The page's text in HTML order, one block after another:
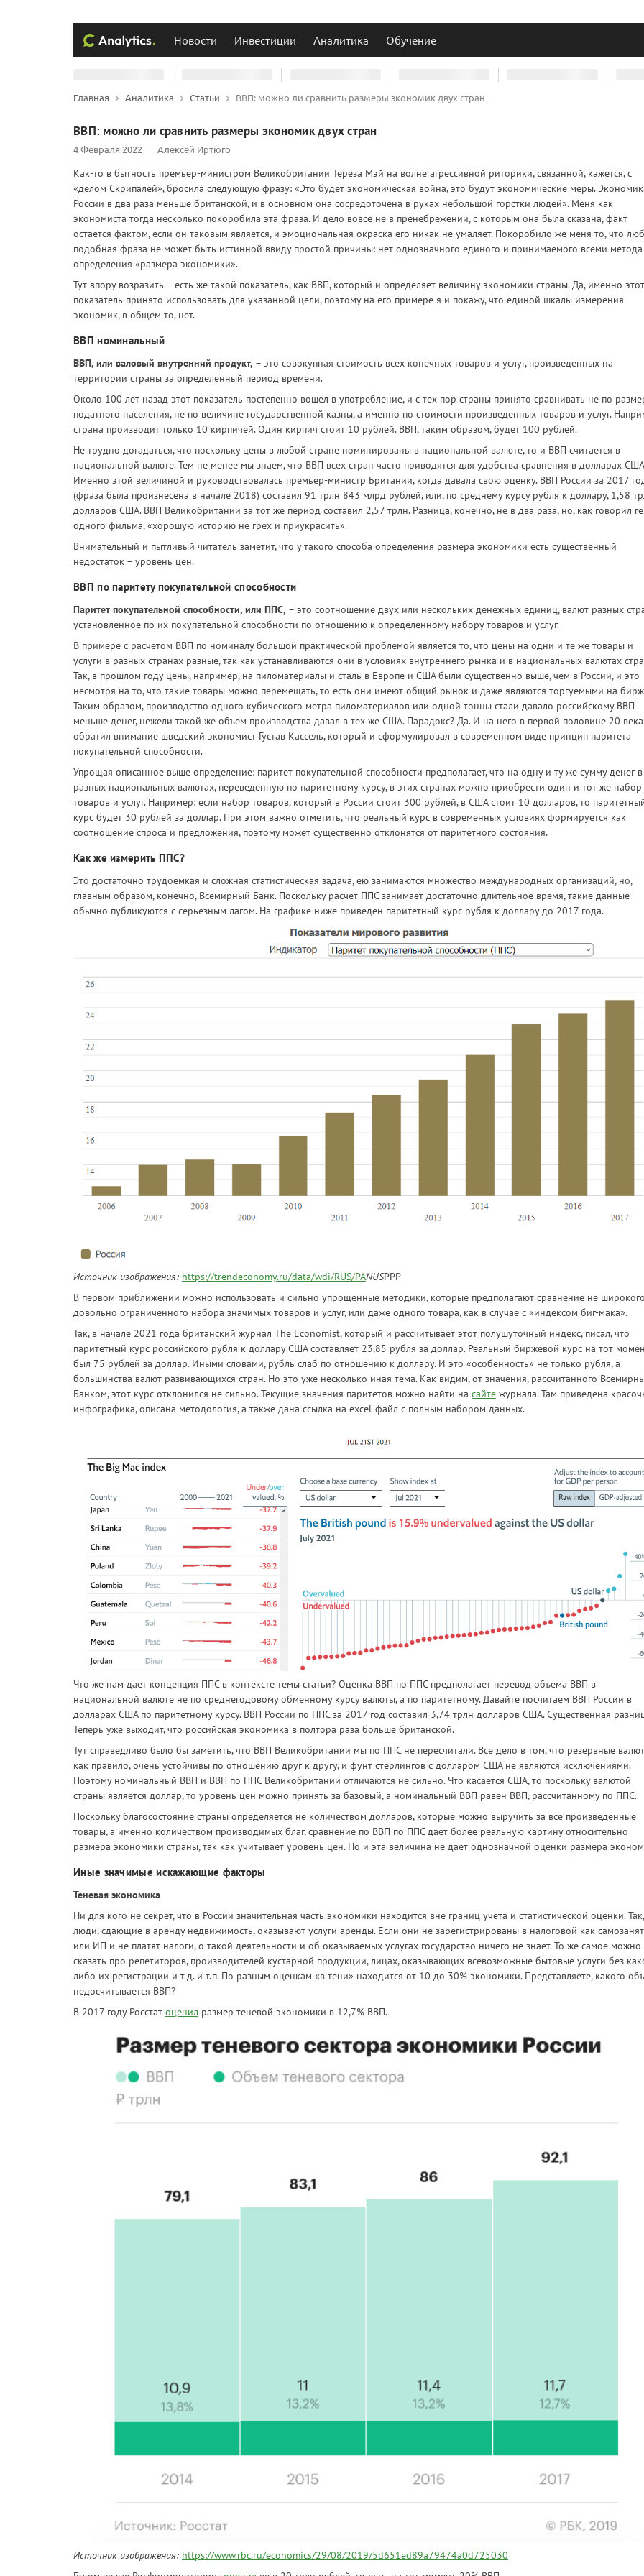
Новости Инвестиции Аналитика Обучение
Главная Аналитика Статьи ВВП: можно ли сравнить размеры экономик двух стран
ВВП: можно ли сравнить размеры экономик двух стран
4 Февраля 2022 Алексей Иртюго
Как-то в бытность премьер-министром Великобритании Тереза Мэй на волне агрессивной риторики, связанной, кажется, с
«делом Скрипалей», бросила следующую фразу: «Это будет экономическая война, это будут экономические меры.
России в два раза меньше британской, и в основном она сосредоточена в руках небольшой горстки людей». Меня как
экономиста тогда несколько покоробила эта фраза. И дело вовсе не в пренебрежении, с которым она была сказана, факт
остается фактом, если он таковым является, и эмоциональная окраска его никак не умаляет. Покоробило же меня то, что
подобная фраза не может быть истинной ввиду простой причины: нет однозначного единого и принимаемого всеми метода
определения «размера экономики».
Тут впору возразить – есть же такой показатель, как ВВП, который и определяет величину экономики страны. Да, именно этот
показатель принято использовать для указанной цели, поэтому на его примере я и покажу, что единой шкалы измерения
экономик, в общем то, нет.
ВВП номинальный
ВВП, или валовый внутренний продукт, – это совокупная стоимость всех конечных товаров и услуг, произведенных на
территории страны за определенный период времени.
Около 100 лет назад этот показатель постепенно вошел в употребление, и с тех пор страны принято сравнивать не по
податного населения, не по величине государственной казны, а именно по стоимости произведенных товаров и услуг.
страна производит только 10 кирпичей. Один кирпич стоит 10 рублей. ВВП, таким образом, будет 100 рублей.
Не трудно догадаться, что поскольку цены в любой стране номинированы в национальной валюте, то и ВВП считается в
национальной валюте. Тем не менее мы знаем, что ВВП всех стран часто приводятся для удобства сравнения в долларах
Именно этой величиной и руководствовалась премьер-министр Британии, когда давала свою оценку. ВВП России за 2017
(фраза была произнесена в начале 2018) составил 91 трлн 843 млрд рублей, или, по среднему курсу рубля к доллару, 1,58
долларов США. ВВП Великобритании за тот же период составил 2,57 трлн. Разница, конечно, не в два раза, но, как говорил
одного фильма, «хорошую историю не грех и приукрасить».
Внимательный и пытливый читатель заметит, что у такого способа определения размера экономики есть существенный
недостаток – уровень цен.
ВВП по паритету покупательной способности
Паритет покупательной способности, или ППС, – это соотношение двух или нескольких денежных единиц, валют разных
установленное по их покупательной способности по отношению к определенному набору товаров и услуг.
В примере с расчетом ВВП по номиналу большой практической проблемой является то, что цены на одни и те же товары и
услуги в разных странах разные, так как устанавливаются они в условиях внутреннего рынка и в национальных валютах
Так, в прошлом году цены, например, на пиломатериалы и сталь в Европе и США были существенно выше, чем в России, и это
несмотря на то, что такие товары можно перемещать, то есть они имеют общий рынок и даже являются торгуемыми на
Таким образом, производство одного кубического метра пиломатериалов или одной тонны стали давало российскому ВВП
меньше денег, нежели такой же объем производства давал в тех же США. Парадокс? Да. И на него в первой половине 20 века
обратил внимание шведский экономист Густав Кассель, который и сформулировал в современном виде принцип паритета
покупательной способности.
Упрощая описанное выше определение: паритет покупательной способности предполагает, что на одну и ту же сумму денег в
разных национальных валютах, переведенную по паритетному курсу, в этих странах можно приобрести один и тот же набор
товаров и услуг. Например: если набор товаров, который в России стоит 300 рублей, в США стоит 10 долларов, то
курс будет 30 рублей за доллар. При этом важно отметить, что реальный курс в современных условиях формируется как
соотношение спроса и предложения, поэтому может существенно отклонятся от паритетного состояния.
Как же измерить ППС?
Это достаточно трудоемкая и сложная статистическая задача, ею занимаются множество международных организаций, но,
главным образом, конечно, Всемирный Банк. Поскольку расчет ППС занимает достаточно длительное время, такие данные
обычно публикуются с серьезным лагом. На графике ниже приведен паритетный курс рубля к доллару до 2017 года.
Источник изображения: https://trendeconomy.ru/data/wdi/RUS/PANUSPPP
В первом приближении можно использовать и сильно упрощенные методики, которые предполагают сравнение не
довольно ограниченного набора значимых товаров и услуг, или даже одного товара, как в случае с «индексом биг-мака».
Так, в начале 2021 года британский журнал The Economist, который и рассчитывает этот полушуточный индекс, писал, что
паритетный курс российского рубля к доллару США составляет 23,85 рубля за доллар. Реальный биржевой курс на тот
был 75 рублей за доллар. Иными словами, рубль слаб по отношению к доллару. И это «особенность» не только рубля, а
большинства валют развивающихся стран. Но это уже несколько иная тема. Как видим, от значения, рассчитанного
Банком, этот курс отклонился не сильно. Текущие значения паритетов можно найти на сайте журнала. Там приведена
инфографика, описана методология, а также дана ссылка на excel-файл с полным набором данных.
Что же нам дает концепция ППС в контексте темы статьи? Оценка ВВП по ППС предполагает перевод объема ВВП в
национальной валюте не по среднегодовому обменному курсу валюты, а по паритетному. Давайте посчитаем ВВП России в
долларах США по паритетному курсу. ВВП России по ППС за 2017 год составил 3,74 трлн долларов США. Существенная
Теперь уже выходит, что российская экономика в полтора раза больше британской.
Тут справедливо было бы заметить, что ВВП Великобритании мы по ППС не пересчитали. Все дело в том, что резервные
как правило, очень устойчивы по отношению друг к другу, и фунт стерлингов с долларом США не являются исключениями.
Поэтому номинальный ВВП и ВВП по ППС Великобритании отличаются не сильно. Что касается США, то поскольку валютой
страны является доллар, то уровень цен можно принять за базовый, а номинальный ВВП равен ВВП, рассчитанному по ППС.
Поскольку благосостояние страны определяется не количеством долларов, которые можно выручить за все произведенные
товары, а именно количеством производимых благ, сравнение по ВВП по ППС дает более реальную картину относительно
размера экономики страны, так как учитывает уровень цен. Но и эта величина не дает однозначной оценки размера
Иные значимые искажающие факторы
Теневая экономика
Ни для кого не секрет, что в России значительная часть экономики находится вне границ учета и статистической оценки. Так,
люди, сдающие в аренду недвижимость, оказывают услуги аренды. Если они не зарегистрированы в налоговой как
или ИП и не платят налоги, о такой деятельности и об оказываемых услугах государство ничего не знает. То же самое можно
сказать про репетиторов, производителей кустарной продукции, лицах, оказывающих всевозможные бытовые услуги без
либо их регистрации и т.д. и т.п. По разным оценкам «в тени» находится от 10 до 30% экономики. Представляете, какого
недосчитывается ВВП?
В 2017 году Росстат оценил размер теневой экономики в 12,7% ВВП.
Источник изображения: https://www.rbc.ru/economics/29/08/2019/5d651ed89a79474a0d725030